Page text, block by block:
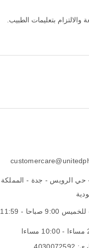
بتعليمات الطبيب.
حي الرويس - جدة - المملكة
من السبت - للخميس 9:00 صباحا - 11:59